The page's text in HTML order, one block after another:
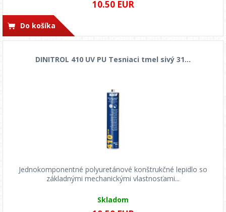
10.50 EUR
Do košíka
DINITROL 410 UV PU Tesniaci tmel sivý 31...
Jednokomponentné polyuretánové konštrukčné lepidlo so
základnými mechanickými vlastnosťami...
Skladom